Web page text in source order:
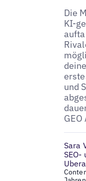
Die
KI-
und
Sara